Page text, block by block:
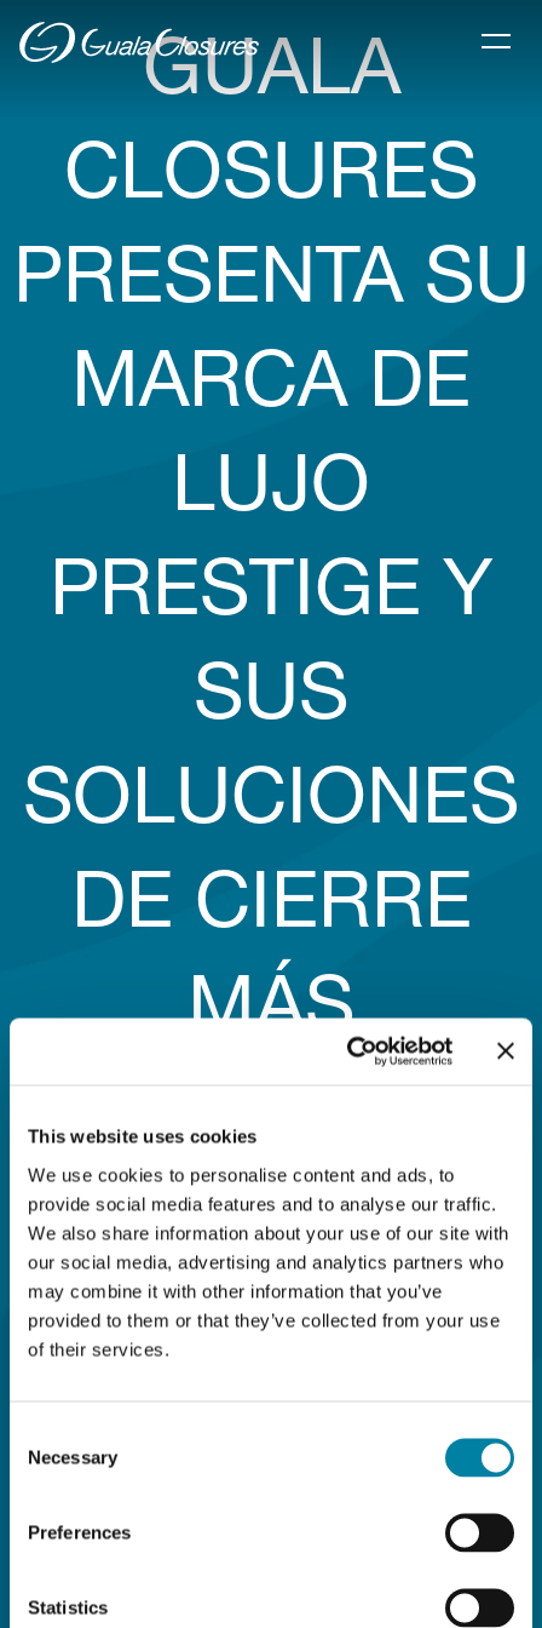
This website uses cookies
We use cookies to personalise content and ads, to
provide social media features and to analyse our traffic.
We also share information about your use of our site with
our social media, advertising and analytics partners who
may combine it with other information that you’ve
provided to them or that they’ve collected from your use
of their services.
Selection
Necessary
Preferences
Statistics
GUALA
CLOSURES
PRESENTA SU
MARCA DE
LUJO
PRESTIGE Y
SUS
SOLUCIONES
DE CIERRE
MÁS
AVANZADAS
EN LUXE
PACK